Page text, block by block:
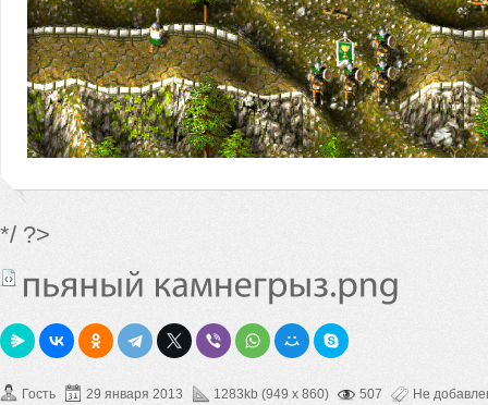
*/ ?>
Гость 29 января 2013 1283kb (949 x 860) 507 Не